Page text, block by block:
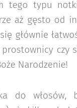
tego typu
aż gęsto od
głównie
czy
Narodzenie!
do włosów,